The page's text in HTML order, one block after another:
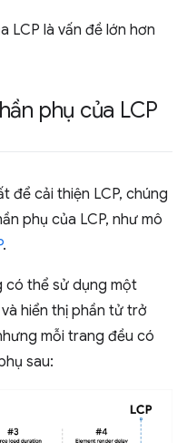
LCP là vấn đề lớn hơn
phụ của LCP
để cải thiện LCP, chúng
phụ của LCP, như mô
.
có thể sử dụng một
hiển thị phần tử trở
mỗi trang đều có
sau: